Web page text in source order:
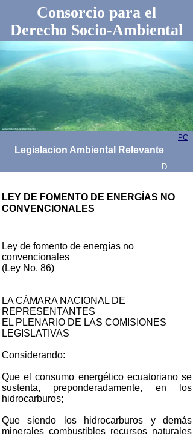
LEY DE FOMENTO DE ENERGÍAS NO
CONVENCIONALES
Ley de fomento de energías no
convencionales
(Ley No. 86)
LA CÁMARA NACIONAL DE
REPRESENTANTES
EL PLENARIO DE LAS COMISIONES
LEGISLATIVAS
Considerando:
Que el consumo energético ecuatoriano se
sustenta, preponderadamente, en los
hidrocarburos;
Que siendo los hidrocarburos y demás
minerales combustibles recursos naturales
Consorcio para el
Derecho Socio-Ambiental
PC
D
Legislacion Ambiental Relevante